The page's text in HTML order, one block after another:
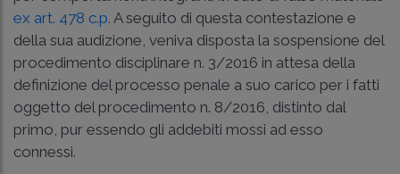
ex art. 478 c.p. A seguito di questa contestazione e
della sua audizione, veniva disposta la sospensione del
procedimento disciplinare n. 3/2016 in attesa della
definizione del processo penale a suo carico per i fatti
oggetto del procedimento n. 8/2016, distinto dal
primo, pur essendo gli addebiti mossi ad esso
connessi.